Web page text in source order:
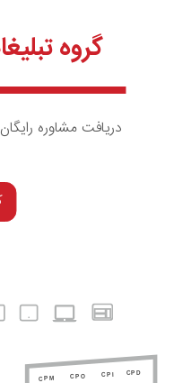
CPM CPO CPI CPD
گروه
دریافت مشاوره